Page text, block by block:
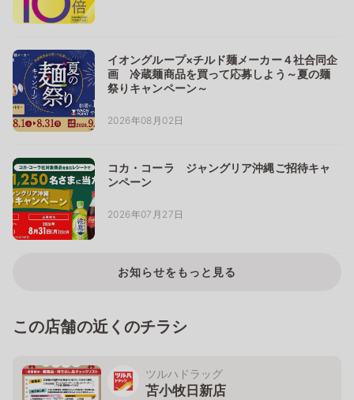
イオングループ×チルド麺メーカー４社合同企
画 冷蔵麺商品を買って応募しよう～夏の麺
祭りキャンペーン～
2026年08月02日
コカ・コーラ ジャングリア沖縄ご招待キャ
ンペーン
2026年07月27日
お知らせをもっと見る
この店舗の近くのチラシ
ツルハドラッグ
苫小牧日新店